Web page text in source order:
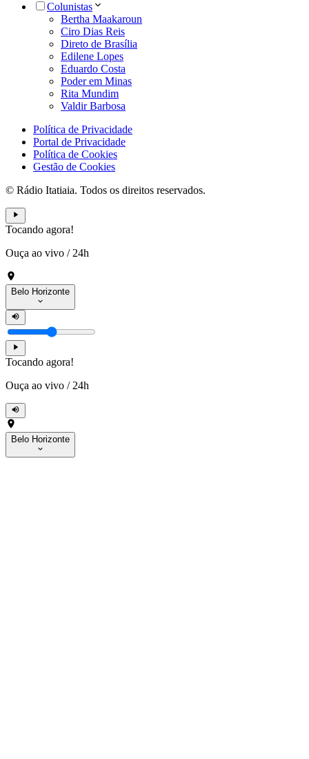
Colunistas
Bertha Maakaroun
Ciro Dias Reis
Direto de Brasília
Edilene Lopes
Eduardo Costa
Poder em Minas
Rita Mundim
Valdir Barbosa
Política de Privacidade
Portal de Privacidade
Política de Cookies
Gestão de Cookies
© Rádio Itatiaia. Todos os direitos reservados.
Tocando agora!
Ouça ao vivo / 24h
Belo Horizonte
Tocando agora!
Ouça ao vivo / 24h
Belo Horizonte